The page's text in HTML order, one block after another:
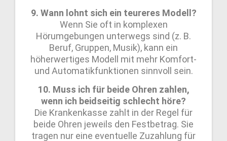
9. Wann lohnt sich ein teureres Modell?
Wenn Sie oft in komplexen
Hörumgebungen unterwegs sind (z. B.
Beruf, Gruppen, Musik), kann ein
höherwertiges Modell mit mehr Komfort-
und Automatikfunktionen sinnvoll sein.
10. Muss ich für beide Ohren zahlen,
wenn ich beidseitig schlecht höre?
Die Krankenkasse zahlt in der Regel für
beide Ohren jeweils den Festbetrag. Sie
tragen nur eine eventuelle Zuzahlung für